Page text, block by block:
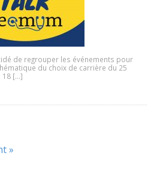
de regrouper les événements pour
du choix de carrière du 25
18 […]
»